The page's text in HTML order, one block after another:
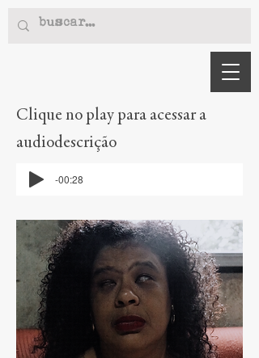
Clique no play para acessar a
audiodescrição
-00:28